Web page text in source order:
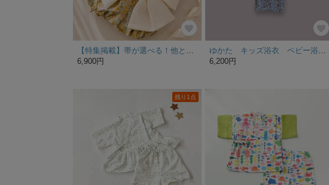
6,900円
6,200円
残り1点